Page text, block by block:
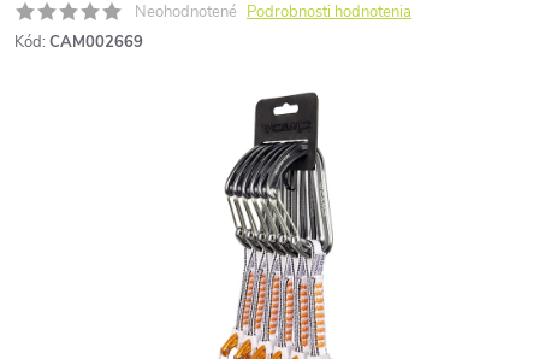
Neohodnotené Podrobnosti hodnotenia
Kód: CAM002669